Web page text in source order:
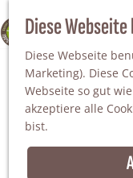
Diese
Diese Webseite
Marketing). Diese
Webseite so gut
akzeptiere alle
bist.
100%S
u
c
h
e
n
M
e
n
ü